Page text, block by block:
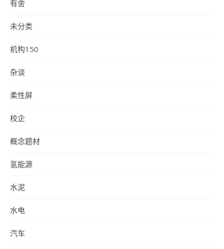
有舍
未分类
机构150
杂谈
柔性屏
校企
概念题材
氢能源
水泥
水电
汽车